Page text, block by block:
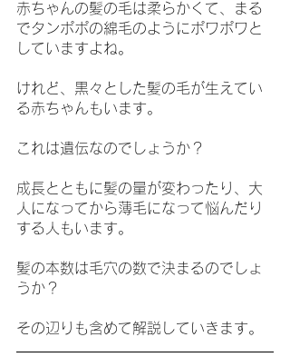
赤ちゃんの髪の毛は柔らかくて、まる
でタンポポの綿毛のようにポワポワと
していますよね。
けれど、黒々とした髪の毛が生えてい
る赤ちゃんもいます。
これは遺伝なのでしょうか？
成長とともに髪の量が変わったり、大
人になってから薄毛になって悩んだり
する人もいます。
髪の本数は毛穴の数で決まるのでしょ
うか？
その辺りも含めて解説していきます。